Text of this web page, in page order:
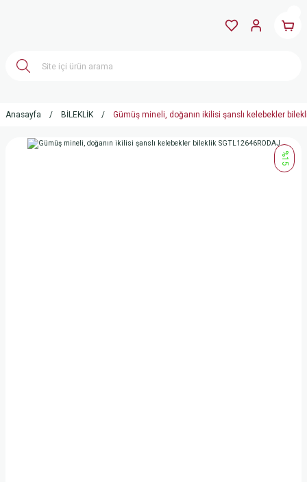
Anasayfa BİLEKLİK Gümüş mineli, doğanın ikilisi şanslı kelebekler
%15